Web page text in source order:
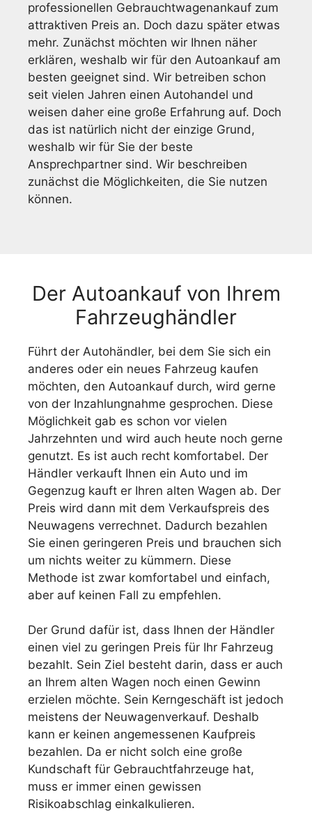
professionellen Gebrauchtwagenankauf zum
attraktiven Preis an. Doch dazu später etwas
mehr. Zunächst möchten wir Ihnen näher
erklären, weshalb wir für den Autoankauf am
besten geeignet sind. Wir betreiben schon
seit vielen Jahren einen Autohandel und
weisen daher eine große Erfahrung auf. Doch
das ist natürlich nicht der einzige Grund,
weshalb wir für Sie der beste
Ansprechpartner sind. Wir beschreiben
zunächst die Möglichkeiten, die Sie nutzen
können.
Der Autoankauf von Ihrem
Fahrzeughändler
Führt der Autohändler, bei dem Sie sich ein
anderes oder ein neues Fahrzeug kaufen
möchten, den Autoankauf durch, wird gerne
von der Inzahlungnahme gesprochen. Diese
Möglichkeit gab es schon vor vielen
Jahrzehnten und wird auch heute noch gerne
genutzt. Es ist auch recht komfortabel. Der
Händler verkauft Ihnen ein Auto und im
Gegenzug kauft er Ihren alten Wagen ab. Der
Preis wird dann mit dem Verkaufspreis des
Neuwagens verrechnet. Dadurch bezahlen
Sie einen geringeren Preis und brauchen sich
um nichts weiter zu kümmern. Diese
Methode ist zwar komfortabel und einfach,
aber auf keinen Fall zu empfehlen.
Der Grund dafür ist, dass Ihnen der Händler
einen viel zu geringen Preis für Ihr Fahrzeug
bezahlt. Sein Ziel besteht darin, dass er auch
an Ihrem alten Wagen noch einen Gewinn
erzielen möchte. Sein Kerngeschäft ist jedoch
meistens der Neuwagenverkauf. Deshalb
kann er keinen angemessenen Kaufpreis
bezahlen. Da er nicht solch eine große
Kundschaft für Gebrauchtfahrzeuge hat,
muss er immer einen gewissen
Risikoabschlag einkalkulieren.